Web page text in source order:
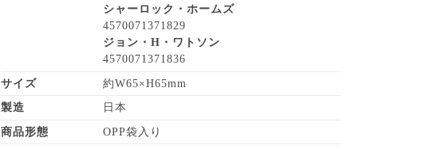
シャーロック・ホームズ
4570071371829
ジョン・H・ワトソン
4570071371836
サイズ 約W65×H65mm
製造 日本
商品形態 OPP袋入り